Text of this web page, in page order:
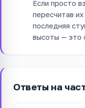
Если просто
пересчитав
последняя
высоты — это
Ответы на